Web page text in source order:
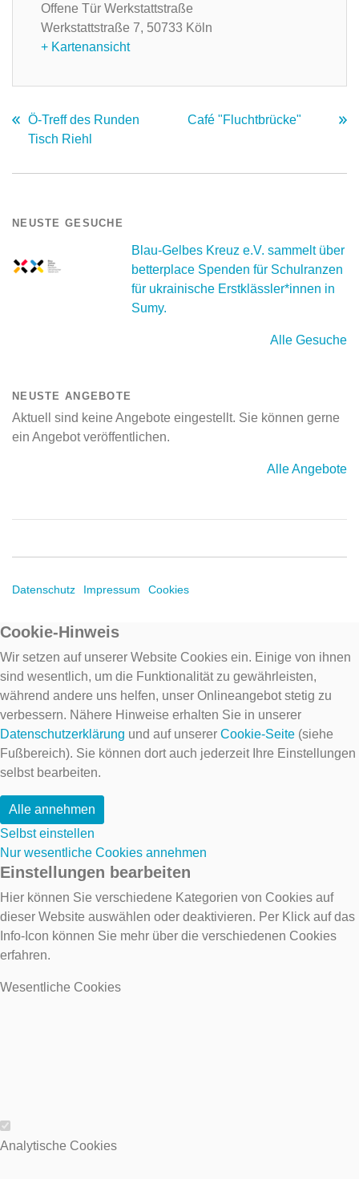
Offene Tür Werkstattstraße
Werkstattstraße 7, 50733 Köln
+ Kartenansicht
Ö-Treff des Runden
Tisch Riehl
Café "Fluchtbrücke"
NEUSTE GESUCHE
Blau-Gelbes Kreuz e.V. sammelt über
betterplace Spenden für Schulranzen
für ukrainische Erstklässler*innen in
Sumy.
Alle Gesuche
NEUSTE ANGEBOTE
Aktuell sind keine Angebote eingestellt. Sie können gerne
ein Angebot veröffentlichen.
Alle Angebote
Datenschutz Impressum Cookies
Cookie-Hinweis
Wir setzen auf unserer Website Cookies ein. Einige von ihnen
sind wesentlich, um die Funktionalität zu gewährleisten,
während andere uns helfen, unser Onlineangebot stetig zu
verbessern. Nähere Hinweise erhalten Sie in unserer
Datenschutzerklärung und auf unserer Cookie-Seite (siehe
Fußbereich). Sie können dort auch jederzeit Ihre Einstellungen
selbst bearbeiten.
Alle annehmen
Selbst einstellen
Nur wesentliche Cookies annehmen
Einstellungen bearbeiten
Hier können Sie verschiedene Kategorien von Cookies auf
dieser Website auswählen oder deaktivieren. Per Klick auf das
Info-Icon können Sie mehr über die verschiedenen Cookies
erfahren.
Wesentliche Cookies
Wesentliche Cookies
Analytische Cookies